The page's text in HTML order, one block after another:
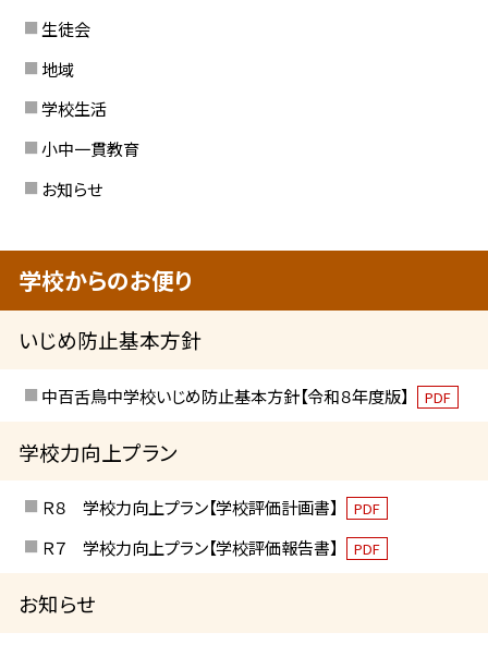
生徒会
地域
学校生活
小中一貫教育
お知らせ
学校からのお便り
いじめ防止基本方針
中百舌鳥中学校いじめ防止基本方針【令和８年度版】 PDF
学校力向上プラン
Ｒ８ 学校力向上プラン【学校評価計画書】 PDF
Ｒ７ 学校力向上プラン【学校評価報告書】 PDF
お知らせ